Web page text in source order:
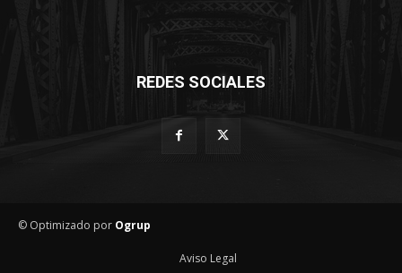
REDES SOCIALES
© Optimizado por Ogrup
Aviso Legal